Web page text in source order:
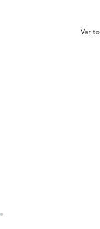
Ver